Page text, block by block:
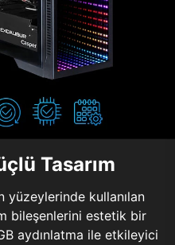
Tasarım
yüzeylerinde kullanılan
bileşenlerini estetik bir
aydınlatma ile etkileyici